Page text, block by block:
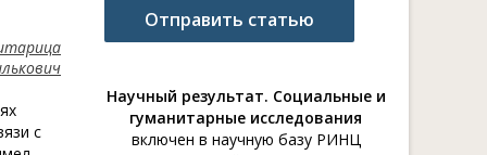
с
Отправить статью
Научный результат. Социальные и
гуманитарные исследования
включен в научную базу РИНЦ